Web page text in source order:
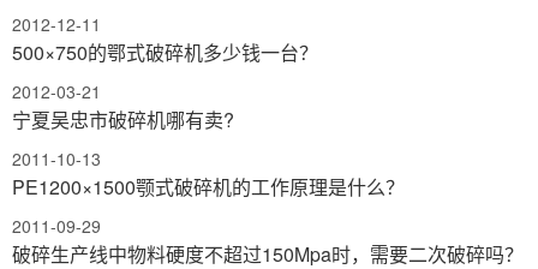
2012-12-11
500×750的鄂式破碎机多少钱一台？
2012-03-21
宁夏吴忠市破碎机哪有卖?
2011-10-13
PE1200×1500颚式破碎机的工作原理是什么？
2011-09-29
破碎生产线中物料硬度不超过150Mpa时，需要二次破碎吗？